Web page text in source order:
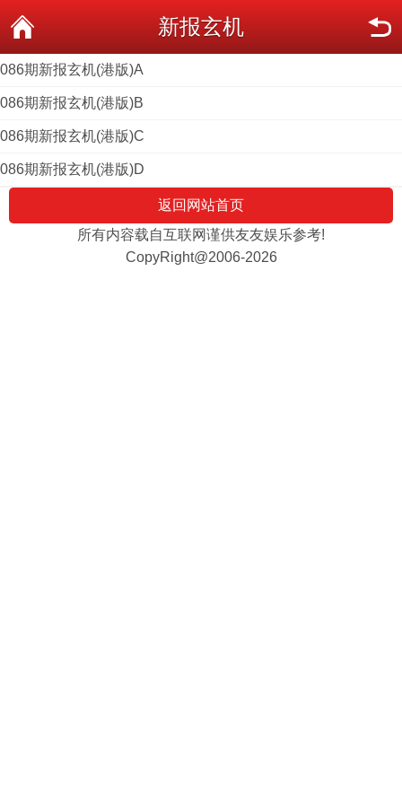
新报玄机
086期新报玄机(港版)A
086期新报玄机(港版)B
086期新报玄机(港版)C
086期新报玄机(港版)D
返回网站首页
所有内容载自互联网谨供友友娱乐参考!
CopyRight@2006-2026